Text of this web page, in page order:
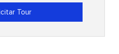
Tour